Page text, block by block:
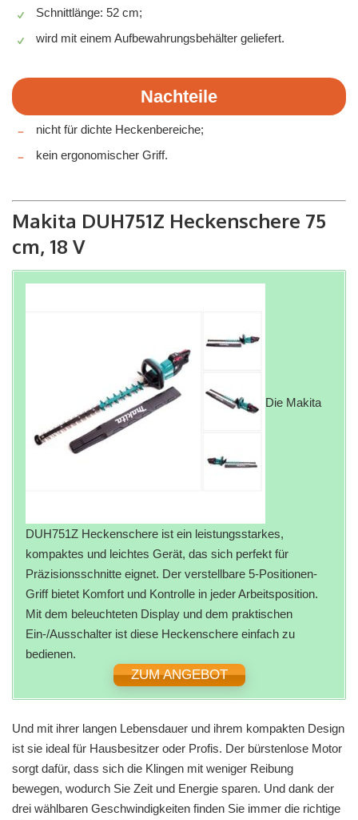
Schnittlänge: 52 cm;
wird mit einem Aufbewahrungsbehälter geliefert.
Nachteile
nicht für dichte Heckenbereiche;
kein ergonomischer Griff.
Makita DUH751Z Heckenschere 75
cm, 18 V
Die Makita
DUH751Z Heckenschere ist ein leistungsstarkes,
kompaktes und leichtes Gerät, das sich perfekt für
Präzisionsschnitte eignet. Der verstellbare 5-Positionen-
Griff bietet Komfort und Kontrolle in jeder Arbeitsposition.
Mit dem beleuchteten Display und dem praktischen
Ein-/Ausschalter ist diese Heckenschere einfach zu
bedienen.
ZUM ANGEBOT
Und mit ihrer langen Lebensdauer und ihrem kompakten Design
ist sie ideal für Hausbesitzer oder Profis. Der bürstenlose Motor
sorgt dafür, dass sich die Klingen mit weniger Reibung
bewegen, wodurch Sie Zeit und Energie sparen. Und dank der
drei wählbaren Geschwindigkeiten finden Sie immer die richtige